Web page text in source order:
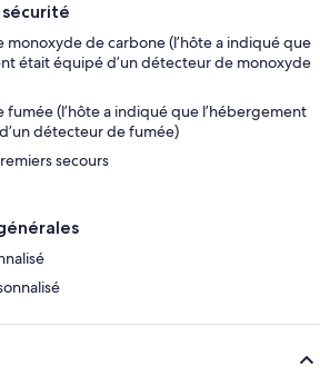
monoxyde de carbone (l’hôte a indiqué que
était équipé d’un détecteur de monoxyde
fumée (l’hôte a indiqué que l’hébergement
détecteur de fumée)
secours